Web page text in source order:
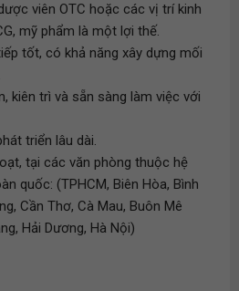
viên OTC hoặc các vị trí kinh
mỹ phẩm là một lợi thế.
tốt, có khả năng xây dựng mối
kiên trì và sẵn sàng làm việc với
triển lâu dài.
tại các văn phòng thuộc hệ
quốc: (TPHCM, Biên Hòa, Bình
Cần Thơ, Cà Mau, Buôn Mê
Hải Dương, Hà Nội)